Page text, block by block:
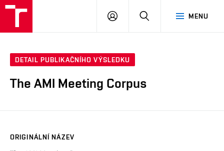
MENU
PŘIHLÁSIT
DETAIL PUBLIKAČNÍHO VÝSLEDKU
The AMI Meeting Corpus
ORIGINÁLNÍ NÁZEV